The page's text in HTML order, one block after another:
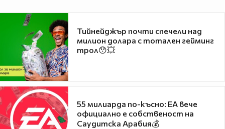
Тийнейджър почти спечели над
милион долара с тотален гейминг
трол😯💥
55 милиарда по-късно: EA вече
официално е собственост на
Саудитска Арабия💰